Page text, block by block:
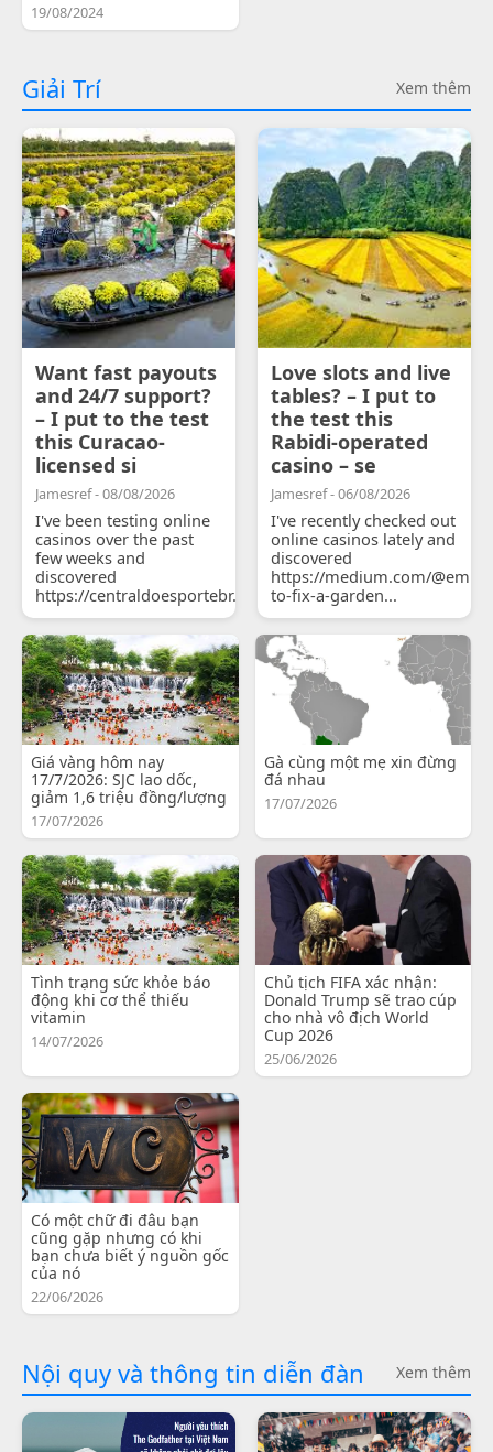
19/08/2024
Giải Trí Xem thêm
Want fast payouts
and 24/7 support?
– I put to the test
this Curacao-
licensed si
Jamesref - 08/08/2026
I've been testing online
casinos over the past
few weeks and
discovered
https://centraldoesportebr.substack.com/p/cucure...
Love slots and live
tables? – I put to
the test this
Rabidi-operated
casino – se
Jamesref - 06/08/2026
I've recently checked out
online casinos lately and
discovered
https://medium.com/
to-fix-a-garden...
Giá vàng hôm nay
17/7/2026: SJC lao dốc,
giảm 1,6 triệu đồng/lượng
17/07/2026
Gà cùng một mẹ xin đừng
đá nhau
17/07/2026
Tình trạng sức khỏe báo
động khi cơ thể thiếu
vitamin
14/07/2026
Chủ tịch FIFA xác nhận:
Donald Trump sẽ trao cúp
cho nhà vô địch World
Cup 2026
25/06/2026
Có một chữ đi đâu bạn
cũng gặp nhưng có khi
bạn chưa biết ý nguồn gốc
của nó
22/06/2026
Nội quy và thông tin diễn đàn Xem thêm